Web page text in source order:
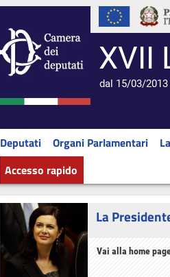
XVII
dal 15/03/
Deputati Organi Parlamentari
Accesso rapido
La
Vai alla home